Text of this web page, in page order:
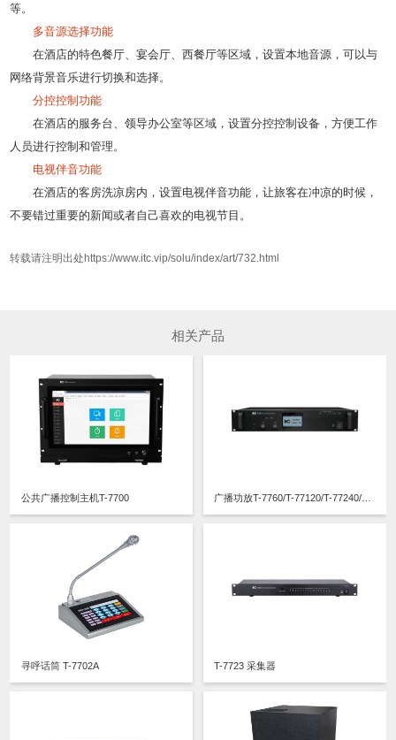
等。
多音源选择功能
在酒店的特色餐厅、宴会厅、西餐厅等区域，设置本地音源，可以与
网络背景音乐进行切换和选择。
分控控制功能
在酒店的服务台、领导办公室等区域，设置分控控制设备，方便工作
人员进行控制和管理。
电视伴音功能
在酒店的客房洗凉房内，设置电视伴音功能，让旅客在冲凉的时候，
不要错过重要的新闻或者自己喜欢的电视节目。
转载请注明出处https://www.itc.vip/solu/index/art/732.html
相关产品
公共广播控制主机T-7700
寻呼话筒 T-7702A T-7723 采集器